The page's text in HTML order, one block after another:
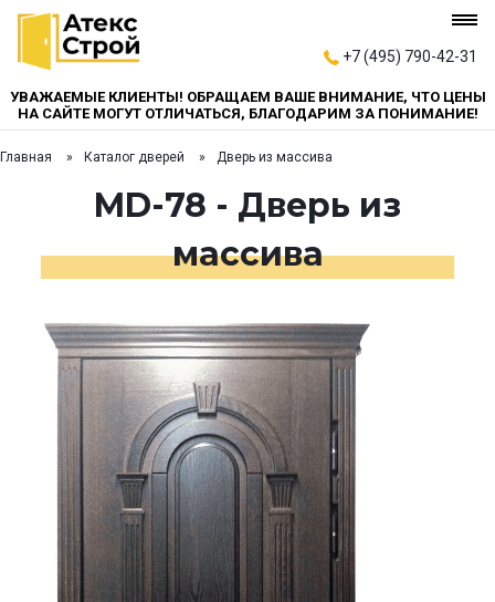
+7 (495) 790-42-31
УВАЖАЕМЫЕ КЛИЕНТЫ! ОБРАЩАЕМ ВАШЕ ВНИМАНИЕ, ЧТО ЦЕНЫ
НА САЙТЕ МОГУТ ОТЛИЧАТЬСЯ, БЛАГОДАРИМ ЗА ПОНИМАНИЕ!
Главная Каталог дверей Дверь из массива
MD-78 - Дверь из
массива